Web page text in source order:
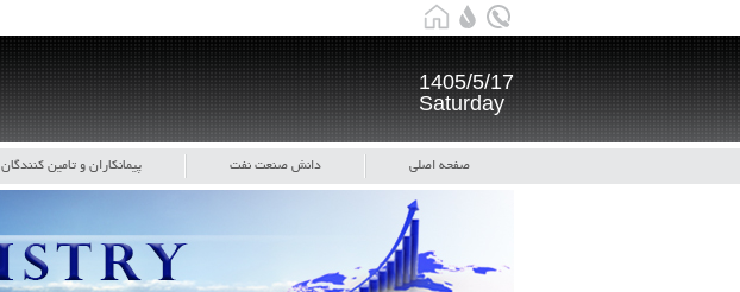
1405/5/17
Saturday
صفحه اصلی دانش صنعت نفت پیمانکاران و تامین کنندگان